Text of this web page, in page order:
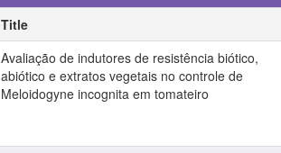
Title
Avaliação de indutores de resistência biótico,
abiótico e extratos vegetais no controle de
Meloidogyne incognita em tomateiro